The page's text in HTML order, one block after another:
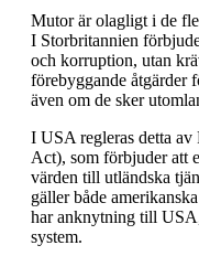
Mutor är olagligt i de
I Storbritannien
och korruption, utan
förebyggande åtgärder
även om de sker
I USA regleras detta
Act), som förbjuder att
värden till utländska
gäller både
har anknytning till
system.